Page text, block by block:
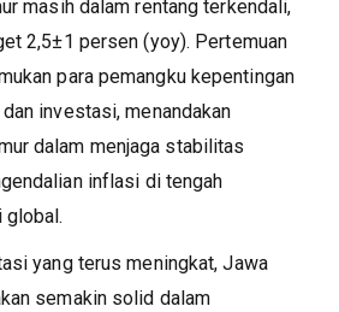
masih dalam rentang terkendali,
2,5±1 persen (yoy). Pertemuan
para pemangku kepentingan
investasi, menandakan
dalam menjaga stabilitas
inflasi di tengah
global.
yang terus meningkat, Jawa
semakin solid dalam